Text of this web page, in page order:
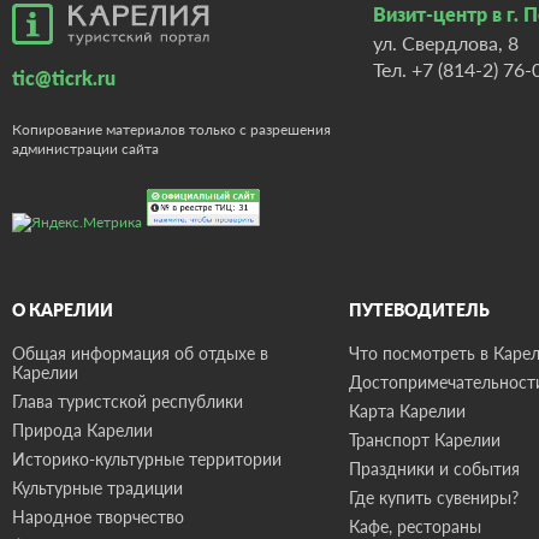
tic@ticrk.ru
Копирование материалов только с разрешения
администрации сайта
Визит-центр в г.
ул. Свердлова, 8
Тел. +7 (814-2) 76-
О КАРЕЛИИ
Общая информация об отдыхе в
Карелии
Глава туристской республики
Природа Карелии
Историко-культурные территории
Культурные традиции
Народное творчество
ПУТЕВОДИТЕЛЬ
Что посмотреть в
Карта Карелии
Транспорт Карелии
Праздники и события
Где купить сувениры?
Кафе, рестораны